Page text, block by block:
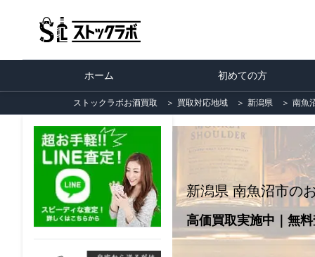
ホーム 初めての方
ストックラボお酒買取 ＞ 買取対応地域 ＞ 新潟県 ＞ 南魚
新潟県 南魚沼市の
高価買取実施中｜無